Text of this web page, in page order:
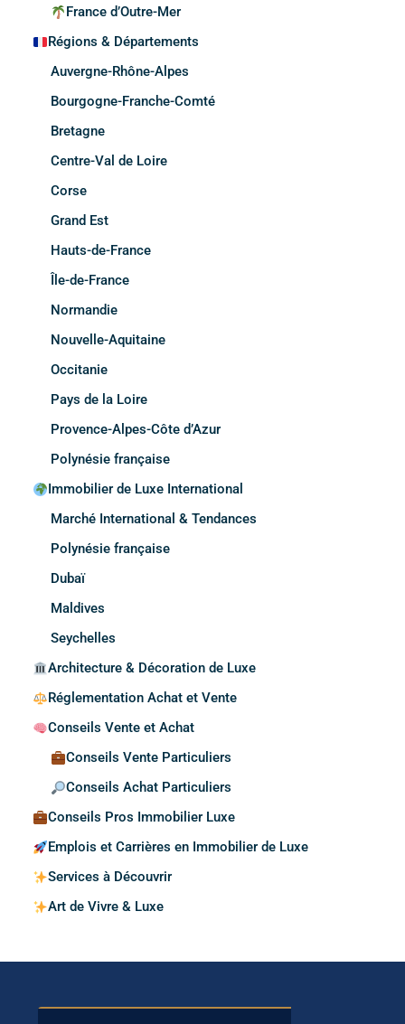
France d’Outre-Mer
Régions & Départements
Auvergne-Rhône-Alpes
Bourgogne-Franche-Comté
Bretagne
Centre-Val de Loire
Corse
Grand Est
Hauts-de-France
Île-de-France
Normandie
Nouvelle-Aquitaine
Occitanie
Pays de la Loire
Provence-Alpes-Côte d’Azur
Polynésie française
Immobilier de Luxe International
Marché International & Tendances
Polynésie française
Dubaï
Maldives
Seychelles
Architecture & Décoration de Luxe
Réglementation Achat et Vente
Conseils Vente et Achat
Conseils Vente Particuliers
Conseils Achat Particuliers
Conseils Pros Immobilier Luxe
Emplois et Carrières en Immobilier de Luxe
Services à Découvrir
Art de Vivre & Luxe